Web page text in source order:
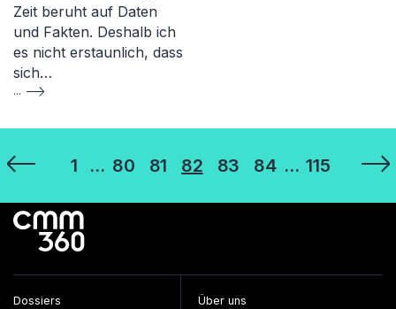
Zeit beruht auf Daten
und Fakten. Deshalb ich
es nicht erstaunlich, dass
sich…
...
Seitennummerierung
der
Beiträge
1 … 80 81 82 83 84 … 115
Dossiers
Über uns